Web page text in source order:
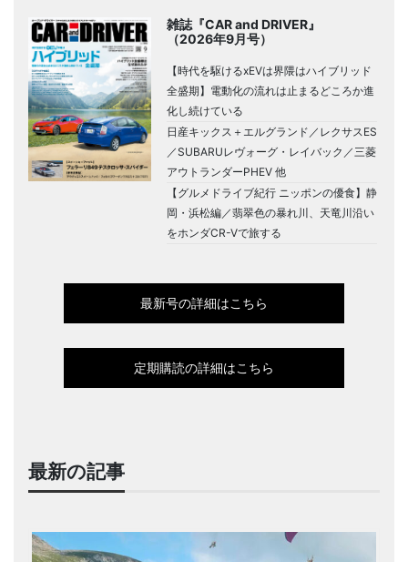
雑誌『CAR and DRIVER』
（2026年9月号）
【時代を駆けるxEVは界隈はハイブリッド
全盛期】電動化の流れは止まるどころか進
化し続けている
日産キックス＋エルグランド／レクサスES
／SUBARUレヴォーグ・レイバック／三菱
アウトランダーPHEV 他
【グルメドライブ紀行 ニッポンの優食】静
岡・浜松編／翡翠色の暴れ川、天竜川沿い
をホンダCR-Vで旅する
最新号の詳細はこちら
定期購読の詳細はこちら
最新の記事